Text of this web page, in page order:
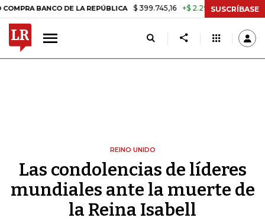
BANCO DE LA REPÚBLICA $ 399.745,16 +$ 2.295,71 +0,58% TASA
SUSCRÍBASE
REINO UNIDO
Las condolencias de líderes
mundiales ante la muerte de
la Reina Isabell